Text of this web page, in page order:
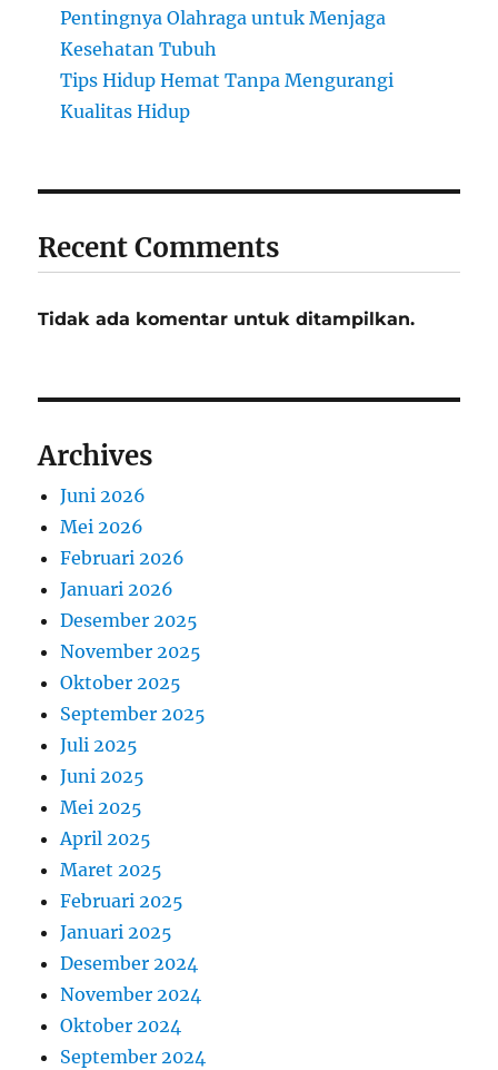
Pentingnya Olahraga untuk Menjaga
Kesehatan Tubuh
Tips Hidup Hemat Tanpa Mengurangi
Kualitas Hidup
Recent Comments
Tidak ada komentar untuk ditampilkan.
Archives
Juni 2026
Mei 2026
Februari 2026
Januari 2026
Desember 2025
November 2025
Oktober 2025
September 2025
Juli 2025
Juni 2025
Mei 2025
April 2025
Maret 2025
Februari 2025
Januari 2025
Desember 2024
November 2024
Oktober 2024
September 2024